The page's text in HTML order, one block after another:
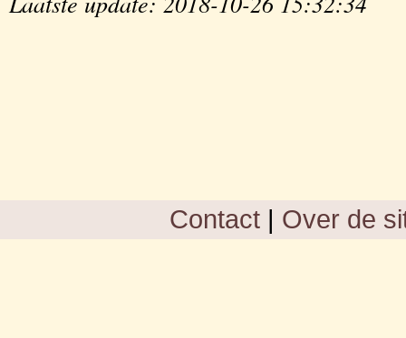
Contact| Over de